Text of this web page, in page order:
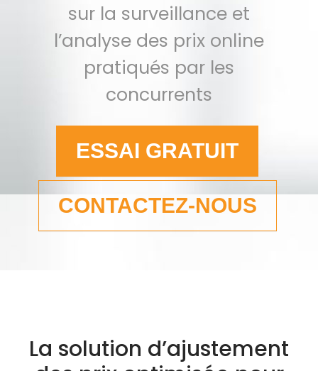
sur la surveillance et
l’analyse des prix online
pratiqués par les
concurrents
ESSAI GRATUIT
CONTACTEZ-NOUS
La solution d’ajustement